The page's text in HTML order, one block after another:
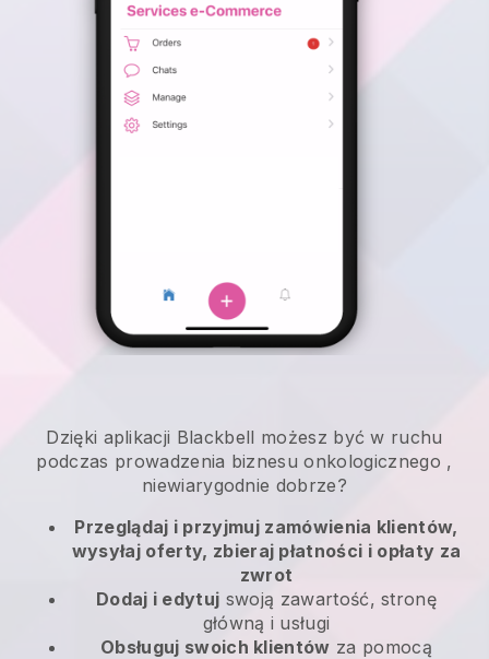
Dzięki aplikacji Blackbell możesz być w ruchu
podczas prowadzenia biznesu onkologicznego ,
niewiarygodnie dobrze?
Przeglądaj i przyjmuj zamówienia klientów,
wysyłaj oferty, zbieraj płatności i opłaty za
zwrot
Dodaj i edytuj swoją zawartość, stronę
główną i usługi
Obsługuj swoich klientów za pomocą